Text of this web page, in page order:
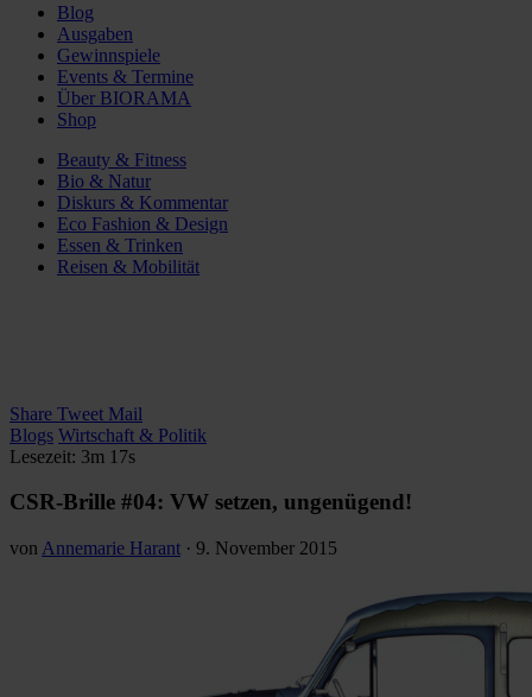
Blog
Ausgaben
Gewinnspiele
Events & Termine
Über BIORAMA
Shop
Beauty & Fitness
Bio & Natur
Diskurs & Kommentar
Eco Fashion & Design
Essen & Trinken
Reisen & Mobilität
Share Tweet Mail
Blogs Wirtschaft & Politik
Lesezeit: 3m 17s
CSR-Brille #04: VW setzen, ungenügend!
von Annemarie Harant · 9. November 2015